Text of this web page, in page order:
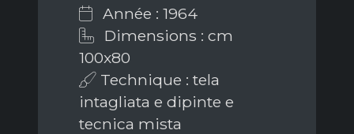
Année : 1964
Dimensions : cm
100x80
Technique : tela
intagliata e dipinte e
tecnica mista